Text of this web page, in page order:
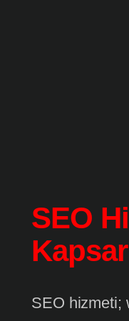
SEO
SEO hizmeti;